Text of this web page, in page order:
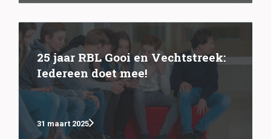
25 jaar RBL Gooi en Vechtstreek:
Iedereen doet mee!
31 maart 2025